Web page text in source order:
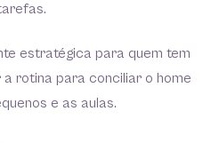
estratégica para quem tem
rotina para conciliar o home
e as aulas.